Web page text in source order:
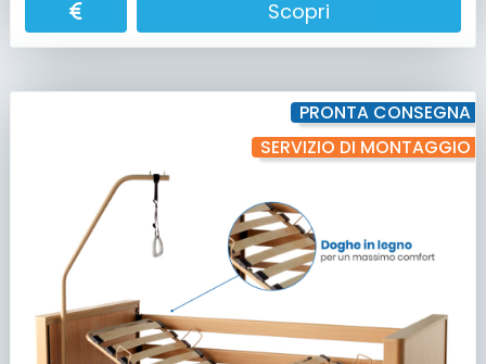
Scopri
PRONTA CONSEGNA
SERVIZIO DI MONTAGGIO